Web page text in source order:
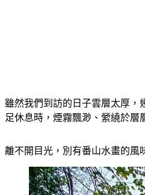
雖然我們到訪的日子雲層太厚，
足休息時，煙霧飄渺、縈繞於層
離不開目光，別有番山水畫的風